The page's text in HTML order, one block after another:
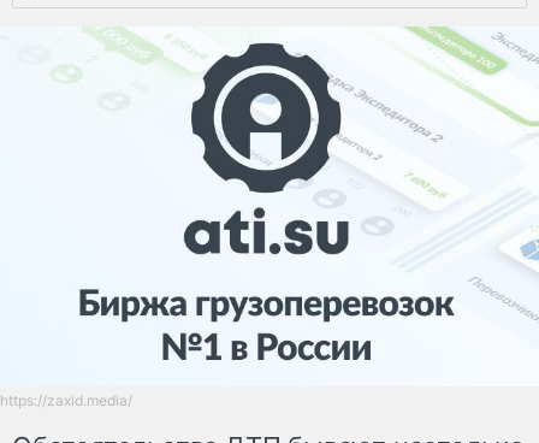
https://zaxid.media/